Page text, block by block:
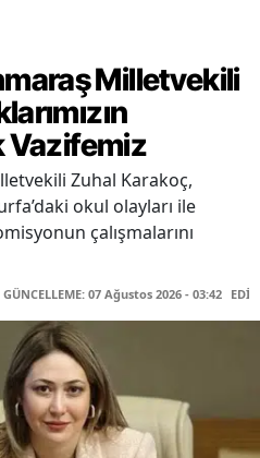
Milletvekili
Vazifemiz
Zuhal Karakoç,
okul olayları ile
çalışmalarını
GÜNCELLEME: 07 Ağustos 2026 - 03:42